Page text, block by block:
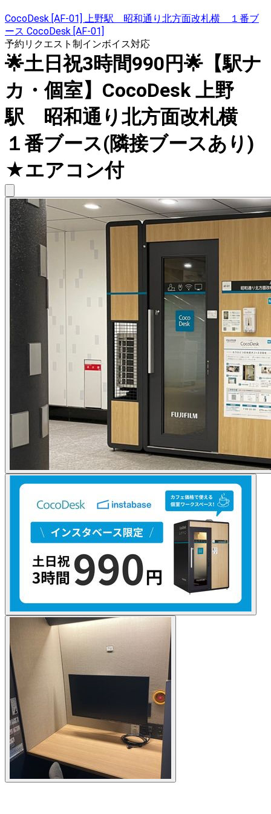
CocoDesk [AF-01] 上野駅 昭和通り北方面改札横 １番ブ
ース CocoDesk [AF-01]
予約リクエスト制インボイス対応
🌟土日祝3時間990円🌟【駅ナ
カ・個室】CocoDesk 上野
駅 昭和通り北方面改札横
１番ブース(隣接ブースあり)
★エアコン付